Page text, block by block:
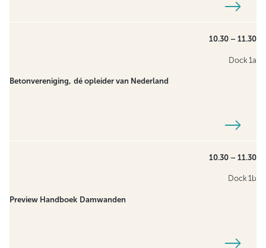
10.30 – 11.30
Dock 1a
Betonvereniging, dé opleider van Nederland
10.30 – 11.30
Dock 1b
Preview Handboek Damwanden